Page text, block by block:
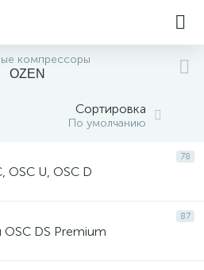
компрессоры
OZEN
Сортировка
По умолчанию
78
OSC U, OSC D
87
DS Premium